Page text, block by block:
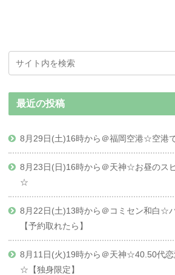
最近の投稿
8月29日(土)16時から＠福岡空港☆空港
8月23日(日)16時から＠天神☆お昼のス
☆
8月22日(土)13時から＠コミセン和白☆
【予約取れたら】
8月11日(火)19時から＠天神☆40.50代恋
☆【独身限定】